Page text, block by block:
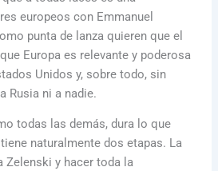
europeos con Emmanuel
punta de lanza quieren que el
Europa es relevante y poderosa
Unidos y, sobre todo, sin
Rusia ni a nadie.
todas las demás, dura lo que
naturalmente dos etapas. La
Zelenski y hacer toda la